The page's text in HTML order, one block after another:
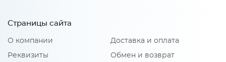
Страницы сайта
О компании
Реквизиты
Доставка и оплата
Обмен и возврат